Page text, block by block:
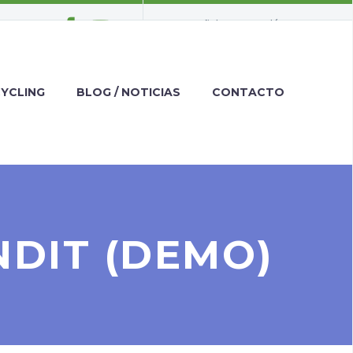
Español Inglés
BLOG / NOTICIAS CONTACTO
(DEMO)